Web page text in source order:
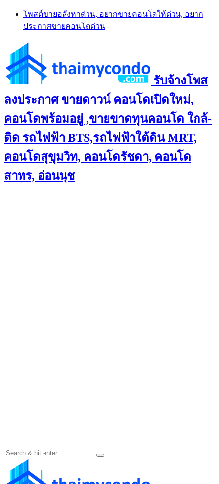
Skip
content
โพสต์ขายอสังหาด่วน, อยากขายคอนโดให้ด่วน, อยาก
ประกาศขายคอนโดด่วน
รับจ้างโพส
ลงประกาศ ขายดาวน์ คอนโดเปิดใหม่,
คอนโดพร้อมอยู่ ,ขายขาดทุนคอนโด ใกล้-
ติด รถไฟฟ้า BTS,รถไฟฟ้าใต้ดิน MRT,
คอนโดสุขุมวิท, คอนโดรัชดา, คอนโด
สาทร, อ่อนนุช